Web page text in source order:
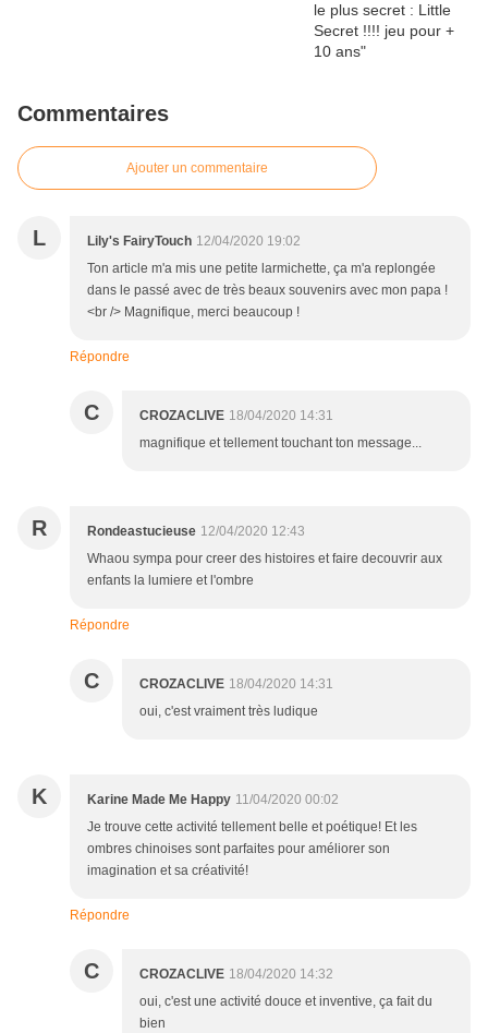
Commentaires
Ajouter un commentaire
L Lily's FairyTouch 12/04/2020 19:02
Ton article m'a mis une petite larmichette, ça m'a replongée
dans le passé avec de très beaux souvenirs avec mon papa !
<br /> Magnifique, merci beaucoup !
Répondre
C CROZACLIVE 18/04/2020 14:31
magnifique et tellement touchant ton message...
R Rondeastucieuse 12/04/2020 12:43
Whaou sympa pour creer des histoires et faire decouvrir aux
enfants la lumiere et l'ombre
Répondre
C CROZACLIVE 18/04/2020 14:31
oui, c'est vraiment très ludique
K Karine Made Me Happy 11/04/2020 00:02
Je trouve cette activité tellement belle et poétique! Et les
ombres chinoises sont parfaites pour améliorer son
imagination et sa créativité!
Répondre
C CROZACLIVE 18/04/2020 14:32
oui, c'est une activité douce et inventive, ça fait du
bien